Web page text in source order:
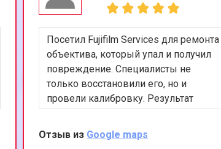
Посетил Fujifilm Services для ремонта
объектива, который упал и получил
повреждение. Специалисты не
только восстановили его, но и
провели калибровку. Результат
превзошел все ожидания - объектив
работает как новый. Спасибо за
высокий уровень сервиса и
Отзыв из Google maps